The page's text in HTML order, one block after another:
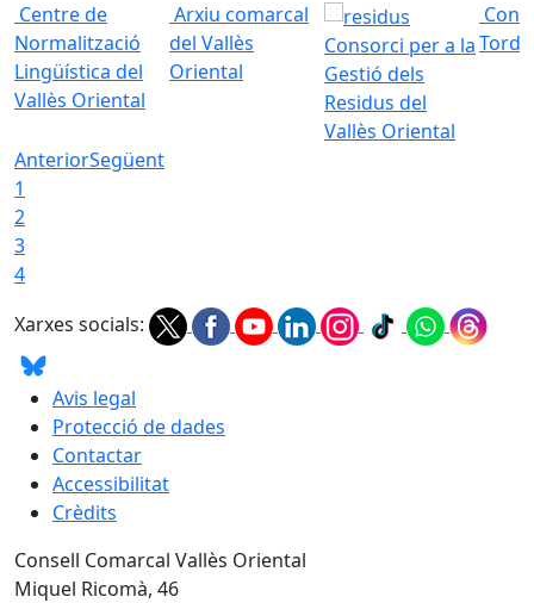
Centre de
Normalització
Lingüística del
Vallès Oriental
Arxiu comarcal
del Vallès
Oriental
Consorci per a la
Gestió dels
Residus del
Vallès Oriental
AnteriorSegüent
1
2
3
4
Xarxes socials:
Avis legal
Protecció de dades
Contactar
Accessibilitat
Crèdits
Consell Comarcal Vallès Oriental
Miquel Ricomà, 46